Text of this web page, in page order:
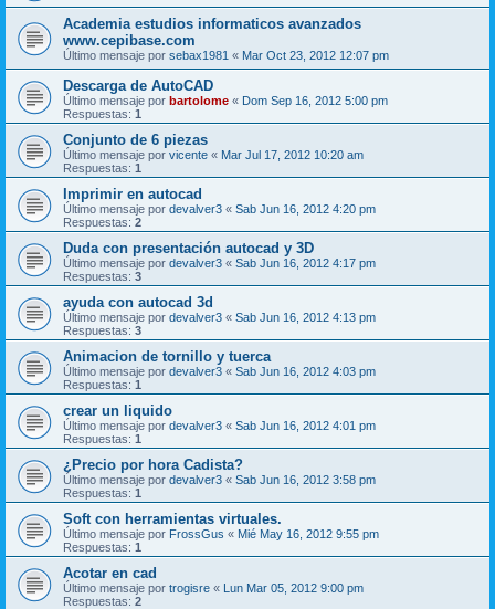
Academia estudios informaticos avanzados
www.cepibase.com
Último mensaje por sebax1981 « Mar Oct 23, 2012 12:07 pm
Descarga de AutoCAD
Último mensaje por bartolome « Dom Sep 16, 2012 5:00 pm
Respuestas: 1
Conjunto de 6 piezas
Último mensaje por vicente « Mar Jul 17, 2012 10:20 am
Respuestas: 1
Imprimir en autocad
Último mensaje por devalver3 « Sab Jun 16, 2012 4:20 pm
Respuestas: 2
Duda con presentación autocad y 3D
Último mensaje por devalver3 « Sab Jun 16, 2012 4:17 pm
Respuestas: 3
ayuda con autocad 3d
Último mensaje por devalver3 « Sab Jun 16, 2012 4:13 pm
Respuestas: 3
Animacion de tornillo y tuerca
Último mensaje por devalver3 « Sab Jun 16, 2012 4:03 pm
Respuestas: 1
crear un liquido
Último mensaje por devalver3 « Sab Jun 16, 2012 4:01 pm
Respuestas: 1
¿Precio por hora Cadista?
Último mensaje por devalver3 « Sab Jun 16, 2012 3:58 pm
Respuestas: 1
Soft con herramientas virtuales.
Último mensaje por FrossGus « Mié May 16, 2012 9:55 pm
Respuestas: 1
Acotar en cad
Último mensaje por trogisre « Lun Mar 05, 2012 9:00 pm
Respuestas: 2